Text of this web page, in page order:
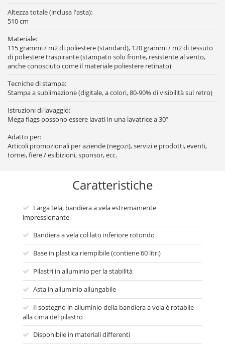
Altezza totale (inclusa l'asta):
510 cm
Materiale:
115 grammi / m2 di poliestere (standard), 120 grammi / m2 di tessuto
di poliestere traspirante (stampato solo fronte, resistente al vento,
anche conosciuto come il materiale poliestere retinato)
Tecniche di stampa:
Stampa a sublimazione (digitale, a colori, 80-90% di visibilità sul retro)
Istruzioni di lavaggio:
Mega flags possono essere lavati in una lavatrice a 30º
Adatto per:
Articoli promozionali per aziende (negozi), servizi e prodotti, eventi,
tornei, fiere / esibizioni, sponsor, ecc.
Caratteristiche
Larga tela, bandiera a vela estremamente
impressionante
Bandiera a vela col lato inferiore rotondo
Base in plastica riempibile (contiene 60 litri)
Pilastri in alluminio per la stabilità
Asta in alluminio allungabile
Il sostegno in alluminio della bandiera a vela è rotabile
alla cima del pilastro
Disponibile in materiali differenti